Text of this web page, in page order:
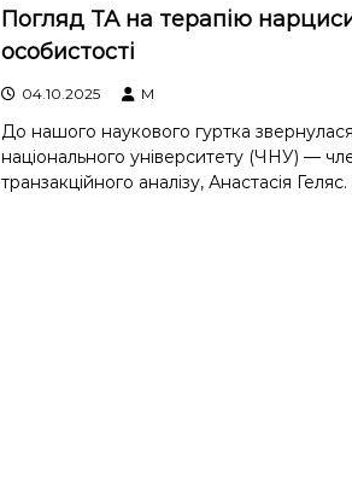
Погляд ТА на терапію
особистості
04.10.2025 M
До нашого наукового гуртка
національного університету (ЧНУ) —
транзакційного аналізу, Анастасія